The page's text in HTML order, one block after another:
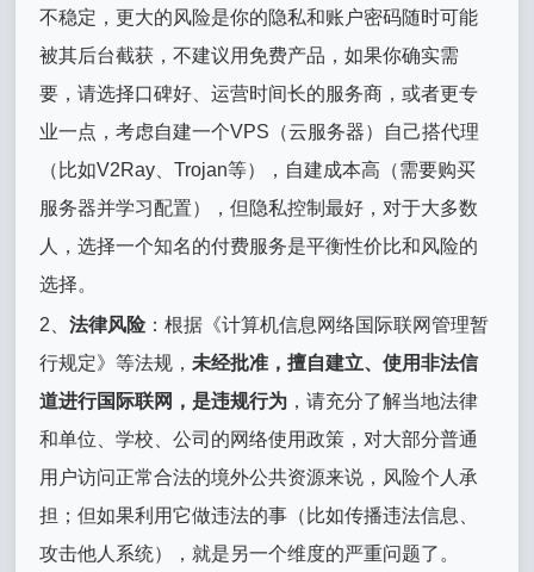
不稳定，更大的风险是你的隐私和账户密码随时可能
被其后台截获，不建议用免费产品，如果你确实需
要，请选择口碑好、运营时间长的服务商，或者更专
业一点，考虑自建一个VPS（云服务器）自己搭代理
（比如V2Ray、Trojan等），自建成本高（需要购买
服务器并学习配置），但隐私控制最好，对于大多数
人，选择一个知名的付费服务是平衡性价比和风险的
选择。
2、法律风险：根据《计算机信息网络国际联网管理暂
行规定》等法规，未经批准，擅自建立、使用非法信
道进行国际联网，是违规行为 ，请充分了解当地法律
和单位、学校、公司的网络使用政策，对大部分普通
用户访问正常合法的境外公共资源来说，风险个人承
担；但如果利用它做违法的事（比如传播违法信息、
攻击他人系统），就是另一个维度的严重问题了。